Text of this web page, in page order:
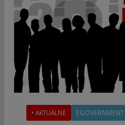
• AKTUÁLNĚ EGOVERNMENT